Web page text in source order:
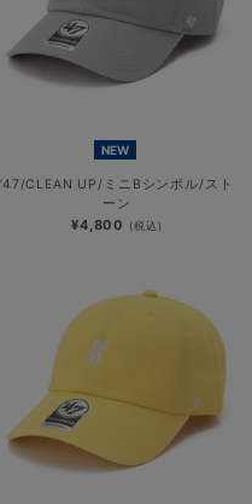
NEW
’47/CLEAN UP/ミニBシンボル/スト
ーン
¥4,800 (税込)